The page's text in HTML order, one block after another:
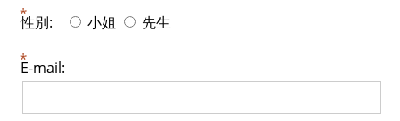
性別: 小姐 先生
E-mail: